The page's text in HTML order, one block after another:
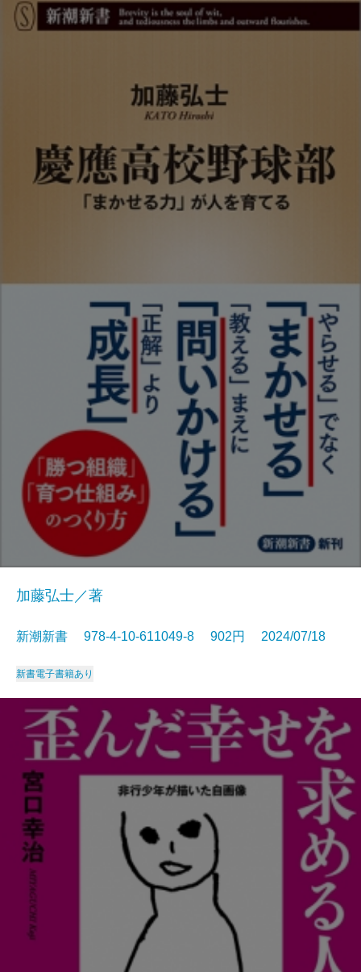
加藤弘士／著
新潮新書 978-4-10-611049-8 902円 2024/07/18
新書電子書籍あり